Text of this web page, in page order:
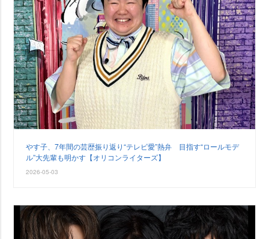
す子、7年間の芸歴振り返り“テレビ愛”熱弁 目指す“ロールモデ
ル”大先輩も明かす【オリコンライターズ】
2026-05-03